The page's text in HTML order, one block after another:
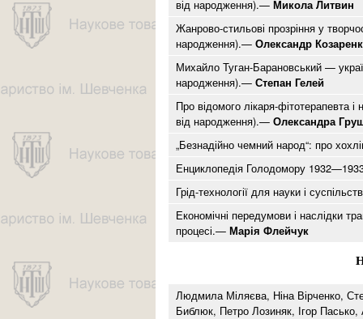
від народження).— Микола Литвин
Жанрово-стильові прозріння у
народження).— Олександр
Михайло Туган-Барановський —
народження).— Степан Гелей
Про відомого лікаря-фітотерапевта
від народження).— Олександра
„Безнадійно чемний народ“: про
Енциклопедія Голодомору
Грід-технології для науки і
Економічні передумови і наслідки
процесі.— Марія Флейчук
Людмила Міляєва, Ніна Вірченко,
Библюк, Петро Лозиняк, Ігор